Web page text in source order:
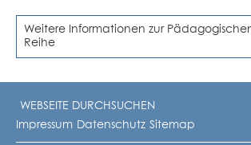
Weitere Informationen zur
Reihe
Impressum Datenschutz Sitemap